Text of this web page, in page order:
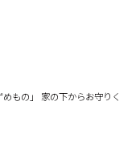
もの」 家の下からお守りく